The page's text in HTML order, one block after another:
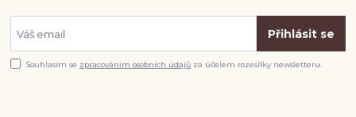
Přihlásit se
Souhlasím se zpracováním osobních údajů za účelem rozesílky newsletteru.